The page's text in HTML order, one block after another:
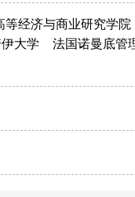
等经济与商业研究学院
大学 法国诺曼底管